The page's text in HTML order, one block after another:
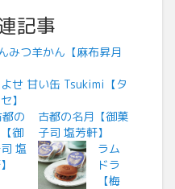
記事
みつ羊かん【麻布昇月
せ 甘い缶 Tsukimi【タ
】
古都の名月【御菓
子司 塩芳軒】
ラム
ドラ
【梅